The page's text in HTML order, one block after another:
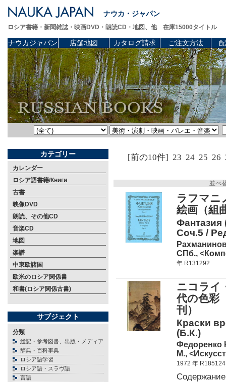
ナウカ・ジャパン
ロシア書籍・新聞雑誌・映画DVD・朗読CD・地図、他 在庫15000タイトル
ナウカジャパン 店舗地図 カタログ請求 ご注文方法
カテゴリー
カレンダー
ロシア語書籍/Книги
古書
映像DVD
朗読、その他CD
音楽CD
地図
楽譜
中東欧諸国
欧米のロシア関係書
和書(ロシア関係古書)
サブジェクト
分類
総記・参考図書、出版・メディア
辞典・百科事典
ロシア語学習
ロシア語・スラヴ語
言語
[前の10件] 23 24 25 26
並べ
ラフマニ
絵画（組
Соч.5 /
СПб.,
年 R131292
ニコライ
代の色彩
刊）
Краски
(Б.К.)
Федоренко
М.,
1972 年 R185124